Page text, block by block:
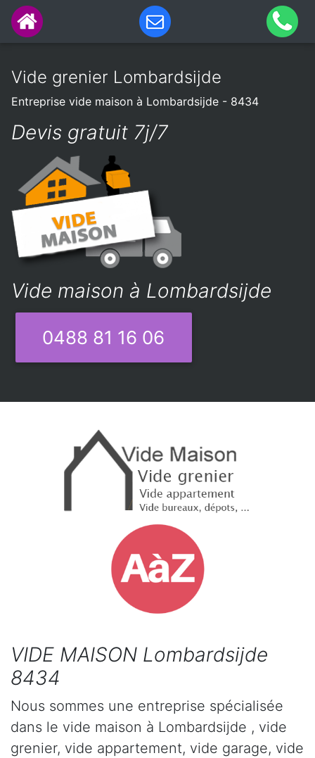
Vide grenier Lombardsijde
Entreprise vide maison à Lombardsijde - 8434
Devis gratuit 7j/7
Vide maison à Lombardsijde
0488 81 16 06
VIDE MAISON Lombardsijde
8434
Nous sommes une entreprise spécialisée
dans le vide maison à Lombardsijde , vide
grenier, vide appartement, vide garage, vide